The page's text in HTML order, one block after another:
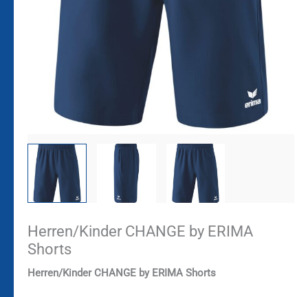
Herren/Kinder CHANGE by ERIMA
Shorts
Herren/Kinder CHANGE by ERIMA Shorts